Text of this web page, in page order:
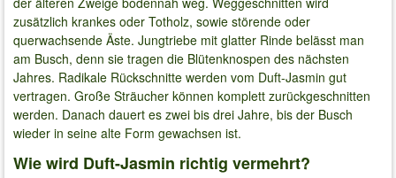
zusätzlich krankes oder Totholz, sowie störende oder
querwachsende Äste. Jungtriebe mit glatter Rinde belässt man
am Busch, denn sie tragen die Blütenknospen des nächsten
Jahres. Radikale Rückschnitte werden vom Duft-Jasmin gut
vertragen. Große Sträucher können komplett zurückgeschnitten
werden. Danach dauert es zwei bis drei Jahre, bis der Busch
wieder in seine alte Form gewachsen ist.
Wie wird Duft-Jasmin richtig vermehrt?